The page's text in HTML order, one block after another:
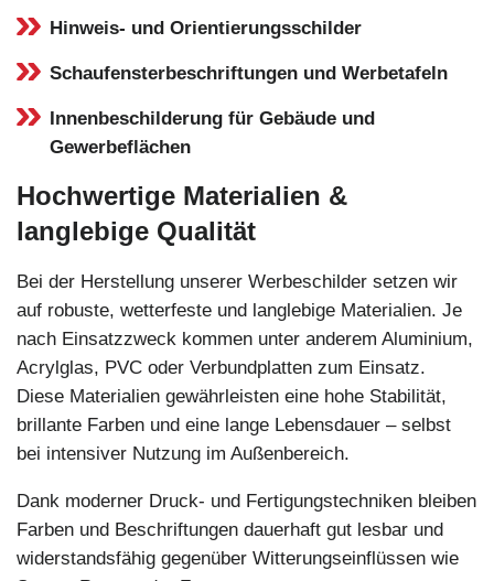
Hinweis- und Orientierungsschilder
Schaufensterbeschriftungen und Werbetafeln
Innenbeschilderung für Gebäude und
Gewerbeflächen
Hochwertige Materialien &
langlebige Qualität
Bei der Herstellung unserer Werbeschilder setzen wir
auf robuste, wetterfeste und langlebige Materialien. Je
nach Einsatzzweck kommen unter anderem Aluminium,
Acrylglas, PVC oder Verbundplatten zum Einsatz.
Diese Materialien gewährleisten eine hohe Stabilität,
brillante Farben und eine lange Lebensdauer – selbst
bei intensiver Nutzung im Außenbereich.
Dank moderner Druck- und Fertigungstechniken bleiben
Farben und Beschriftungen dauerhaft gut lesbar und
widerstandsfähig gegenüber Witterungseinflüssen wie